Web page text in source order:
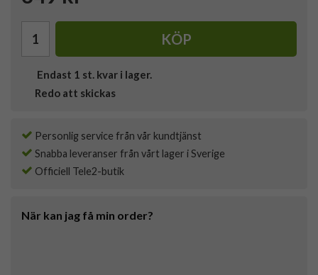
KÖP
Endast 1 st. kvar i lager.
Redo att skickas
Personlig service från vår kundtjänst
Snabba leveranser från vårt lager i Sverige
Officiell Tele2-butik
När kan jag få min order?